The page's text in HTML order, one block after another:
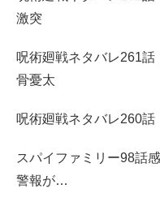
激突
呪術廻戦ネタバレ261
骨憂太
呪術廻戦ネタバレ260
スパイファミリー98話
警報が…